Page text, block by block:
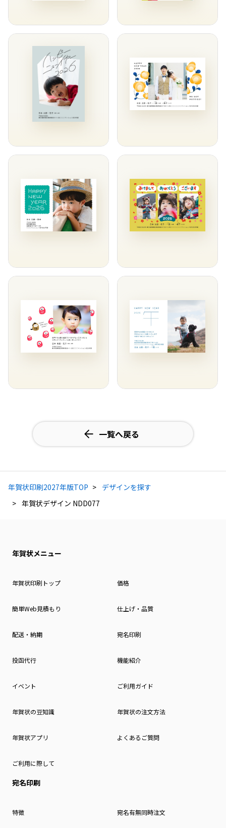
一覧へ戻る
年賀状印刷2027年版TOP
デザインを探す
年賀状デザイン NDD077
年賀状メニュー
年賀状印刷トップ 価格
簡単Web見積もり 仕上げ・品質
配送・納期 宛名印刷
投函代行 機能紹介
イベント ご利用ガイド
年賀状の豆知識 年賀状の注文方法
年賀状アプリ よくあるご質問
ご利用に際して
宛名印刷
特徴 宛名有無同時注文